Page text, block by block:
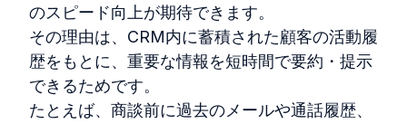
のスピード向上が期待できます。
その理由は、 CRM内に蓄積された顧客の活動履
歴をもとに、重要な情報を短時間で要約・提示
できるためです。
たとえば、商談前に過去のメールや通話履歴、